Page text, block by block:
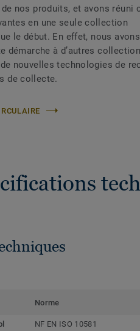
nos produits, et avons réuni
en une seule collection
le début. En effet, nous avons
démarche à d’autres
nouvelles technologies de
de collecte.
Norme
NF EN ISO 10581